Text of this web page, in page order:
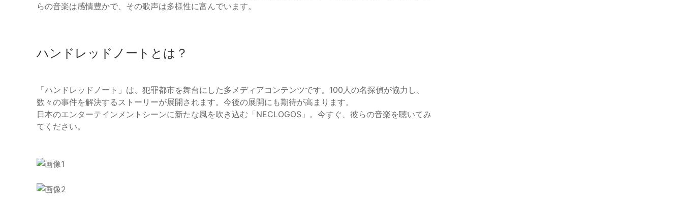
らの音楽は感情豊かで、その歌声は多様性に富んでいます。
ハンドレッドノートとは？
「ハンドレッドノート」は、犯罪都市を舞台にした多メディアコンテンツです。100人の名探偵が協力し、
数々の事件を解決するストーリーが展開されます。今後の展開にも期待が高まります。
日本のエンターテインメントシーンに新たな風を吹き込む「NECLOGOS」。今すぐ、彼らの音楽を聴いてみ
てください。